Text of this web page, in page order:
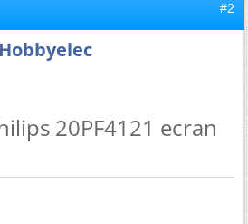
#2
Hobbyelec
20PF4121 ecran